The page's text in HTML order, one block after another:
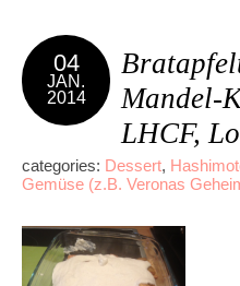
04
JAN.
2014
Mandel-
LHCF,
categories: Dessert,
Gemüse (z.B. Veronas